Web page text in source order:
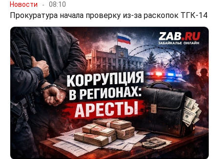
Новости 08:10
Прокуратура начала проверку из-за раскопок ТГК-14